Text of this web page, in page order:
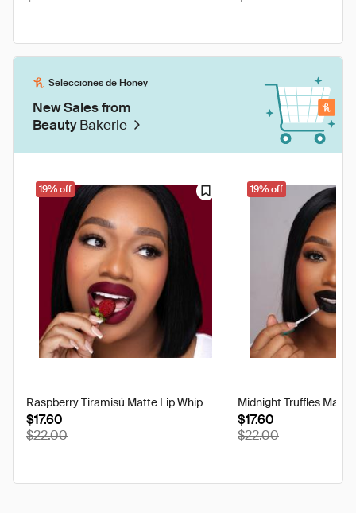
Selecciones de Honey
New Sales from
Beauty Bakerie
19% off
Raspberry Tiramisú Matte Lip Whip
$17.60
$22.00
19% off
Midnight Truffles Matte
$17.60
$22.00